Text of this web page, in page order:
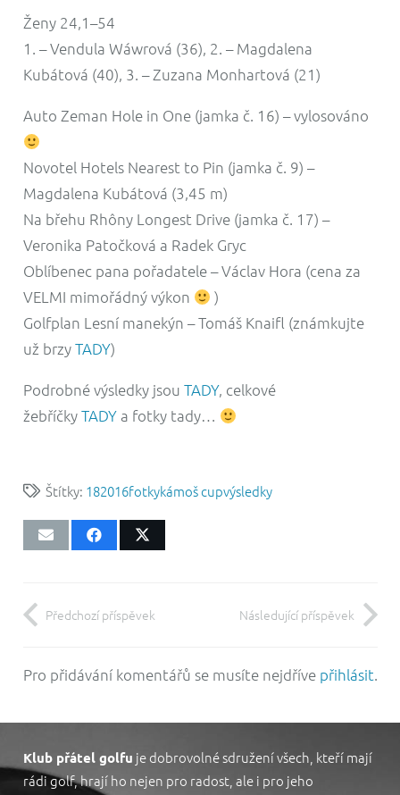
Ženy 24,1–54
1. – Vendula Wáwrová (36), 2. – Magdalena
Kubátová (40), 3. – Zuzana Monhartová (21)
Auto Zeman Hole in One (jamka č. 16) – vylosováno
Novotel Hotels Nearest to Pin (jamka č. 9) –
Magdalena Kubátová (3,45 m)
Na břehu Rhôny Longest Drive (jamka č. 17) –
Veronika Patočková a Radek Gryc
Oblíbenec pana pořadatele – Václav Hora (cena za
VELMI mimořádný výkon
)
Golfplan Lesní manekýn – Tomáš Knaifl (známkujte
už brzyTADY)
Podrobné výsledky jsou TADY, celkové
žebříčkyTADYa fotky tady…
Štítky: 182016fotkykámoš cupvýsledky
Předchozí příspěvek Následující příspěvek
Pro přidávání komentářů se musíte nejdříve přihlásit.
Klub přátel golfu je dobrovolné sdružení všech, kteří mají
rádi golf, hrají ho nejen pro radost, ale i pro jeho